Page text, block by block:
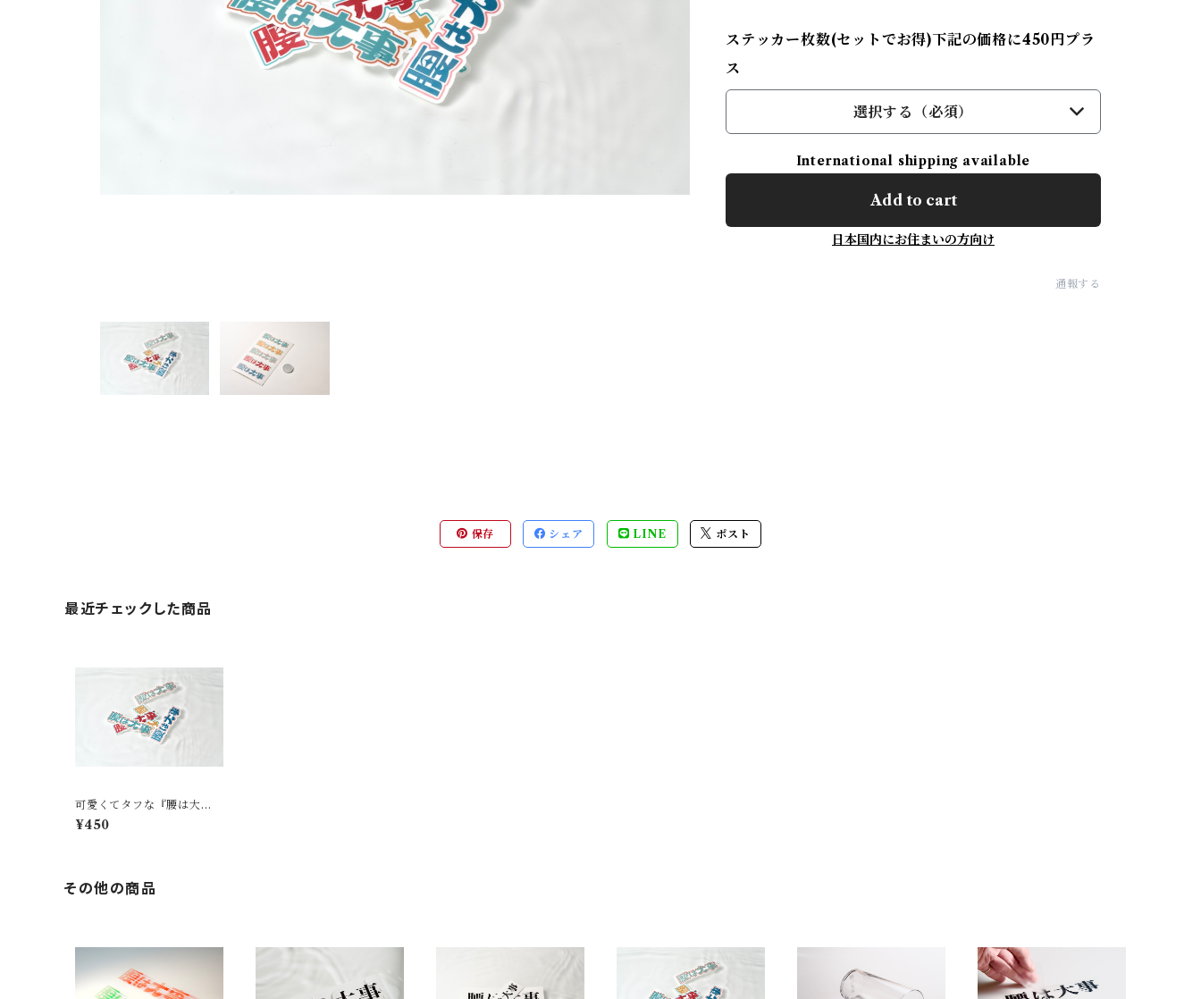
ステッカー枚数(セットでお得)下記の価格に450円プラ
ス
選択する（必須）
International shipping available
Add to cart
日本国内にお住まいの方向け
通報する
保存 シェア LINE ポスト
最近チェックした商品
可愛くてタフな『腰は大
事』ステッカー
¥450
その他の商品